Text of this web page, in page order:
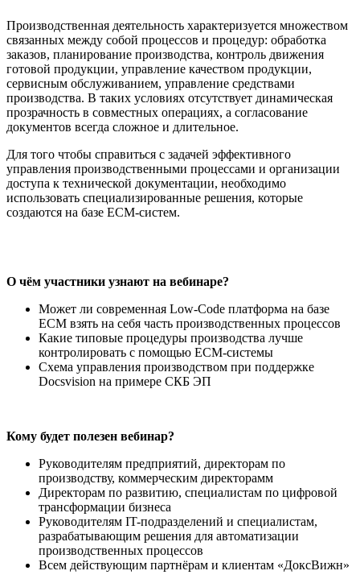
Производственная деятельность характеризуется множеством
связанных между собой процессов и процедур: обработка
заказов, планирование производства, контроль движения
готовой продукции, управление качеством продукции,
сервисным обслуживанием, управление средствами
производства. В таких условиях отсутствует динамическая
прозрачность в совместных операциях, а согласование
документов всегда сложное и длительное.
Для того чтобы справиться с задачей эффективного
управления производственными процессами и организации
доступа к технической документации, необходимо
использовать специализированные решения, которые
создаются на базе ЕСМ-систем.
О чём участники узнают на вебинаре?
Может ли современная Low-Сode платформа на базе
ЕСМ взять на себя часть производственных процессов
Какие типовые процедуры производства лучше
контролировать с помощью ЕСМ-системы
Схема управления производством при поддержке
Docsvision на примере СКБ ЭП
Кому будет полезен вебинар?
Руководителям предприятий, директорам по
производству, коммерческим директорамм
Директорам по развитию, специалистам по цифровой
трансформации бизнеса
Руководителям IT-подразделений и специалистам,
разрабатывающим решения для автоматизации
производственных процессов
Всем действующим партнёрам и клиентам «ДоксВижн»